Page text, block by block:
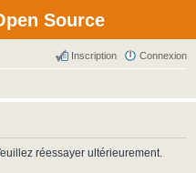
Source
Connexion
Inscription
réessayer ultérieurement.